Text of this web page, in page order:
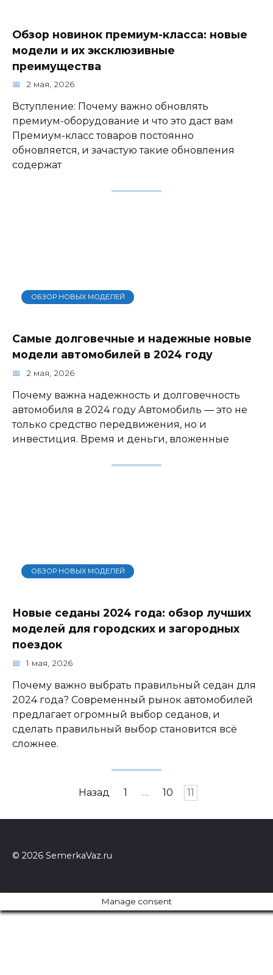
Обзор новинок премиум-класса: новые
модели и их эксклюзивные
преимущества
2 мая, 2026
Вступление: Почему важно обновлять
премиум-оборудование и что это даст вам
Премиум-класс товаров постоянно
обновляется, и зачастую такие обновления
содержат
ОБЗОР НОВЫХ МОДЕЛЕЙ
Самые долговечные и надежные новые
модели автомобилей в 2024 году
2 мая, 2026
Почему важна надежность и долговечность
автомобиля в 2024 году Автомобиль — это не
только средство передвижения, но и
инвестиция. Время и деньги, вложенные
ОБЗОР НОВЫХ МОДЕЛЕЙ
Новые седаны 2024 года: обзор лучших
моделей для городских и загородных
поездок
1 мая, 2026
Почему важно выбрать правильный седан для
2024 года? Современный рынок автомобилей
предлагает огромный выбор седанов, и
сделать правильный выбор становится всё
сложнее.
Назад 1 … 10 11
© 2026 SemerkaVaz.ru
Manage consent